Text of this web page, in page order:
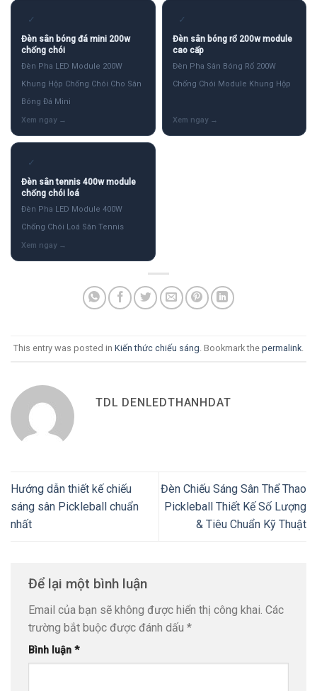
✓
Đèn sân bóng đá mini 200w
chống chói
Đèn Pha LED Module 200W
Khung Hộp Chống Chói Cho Sân
Bóng Đá Mini
✓
Đèn sân bóng rổ 200w module
cao cấp
Đèn Pha Sân Bóng Rổ 200W
Chống Chói Module Khung Hộp
✓
Đèn sân tennis 400w module
chống chói loá
Đèn Pha LED Module 400W
Chống Chói Loá Sân Tennis
This entry was posted in Kiến thức chiếu sáng . Bookmark the permalink
TDL DENLEDTHANHDAT
Hướng dẫn thiết kế chiếu
sáng sân Pickleball chuẩn
nhất
Đèn Chiếu Sáng Sân Thể Thao
Pickleball Thiết Kế Số Lượng
& Tiêu Chuẩn Kỹ Thuật
Để lại một bình luận
Email của bạn sẽ không được hiển thị công khai. Các
trường bắt buộc được đánh dấu *
Bình luận *